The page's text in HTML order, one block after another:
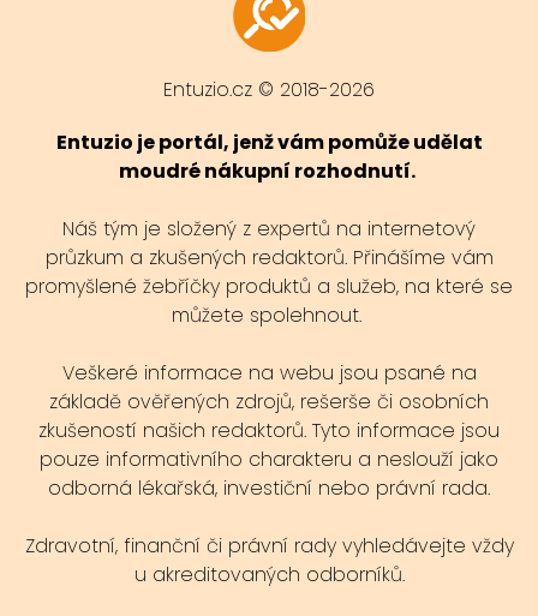
Entuzio.cz © 2018-2026
Entuzio je portál, jenž vám pomůže udělat
moudré nákupní rozhodnutí.
Náš tým je složený z expertů na internetový
průzkum a zkušených redaktorů. Přinášíme vám
promyšlené žebříčky produktů a služeb, na které se
můžete spolehnout.
Veškeré informace na webu jsou psané na
základě ověřených zdrojů, rešerše či osobních
zkušeností našich redaktorů. Tyto informace jsou
pouze informativního charakteru a neslouží jako
odborná lékařská, investiční nebo právní rada.
Zdravotní, finanční či právní rady vyhledávejte vždy
u akreditovaných odborníků.